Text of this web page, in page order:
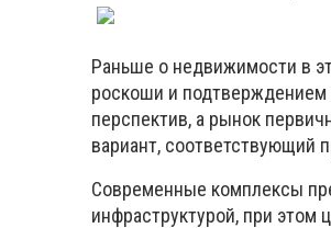
Раньше о недвижимости в
роскоши и подтверждением
перспектив, а рынок
вариант, соответствующий
Современные комплексы
инфраструктурой, при этом